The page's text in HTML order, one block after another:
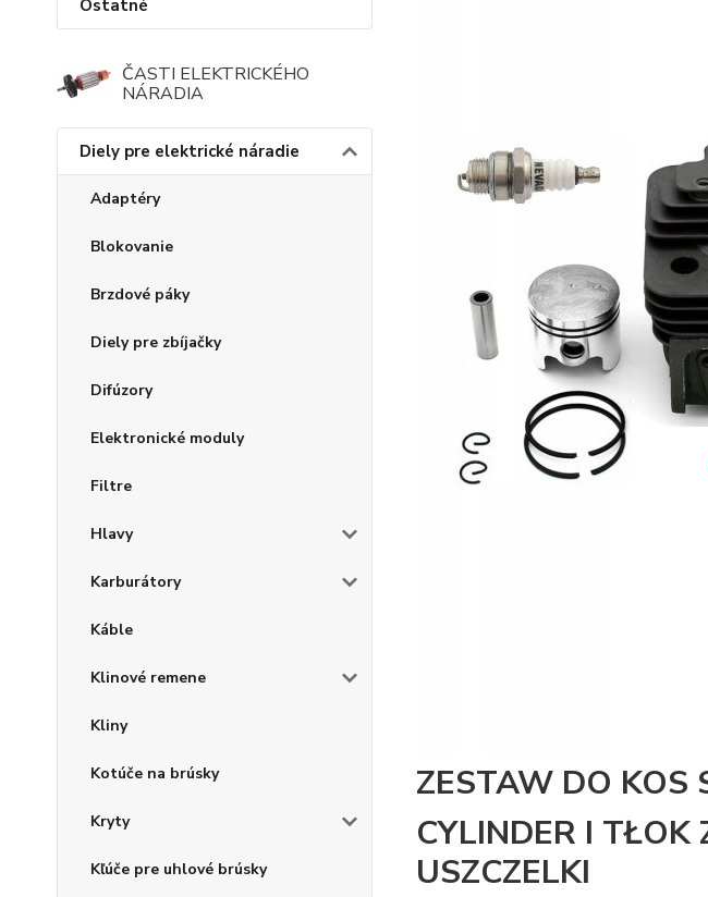
Ostatné
ČASTI ELEKTRICKÉHO
NÁRADIA
Diely pre elektrické náradie
Adaptéry
Blokovanie
Brzdové páky
Diely pre zbíjačky
Difúzory
Elektronické moduly
Filtre
Hlavy
Karburátory
Káble
Klinové remene
Kliny
Kotúče na brúsky
Kryty
Kľúče pre uhlové brúsky
ZESTAW DO KOS
CYLINDER I TŁOK
USZCZELKI